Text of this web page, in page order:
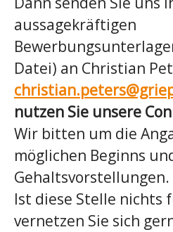
aussagekräftigen
Datei) an Christian
nutzen Sie unsere
Wir bitten um die
möglichen Beginns
Gehaltsvorstellungen.
Ist diese Stelle nichts
vernetzen Sie sich